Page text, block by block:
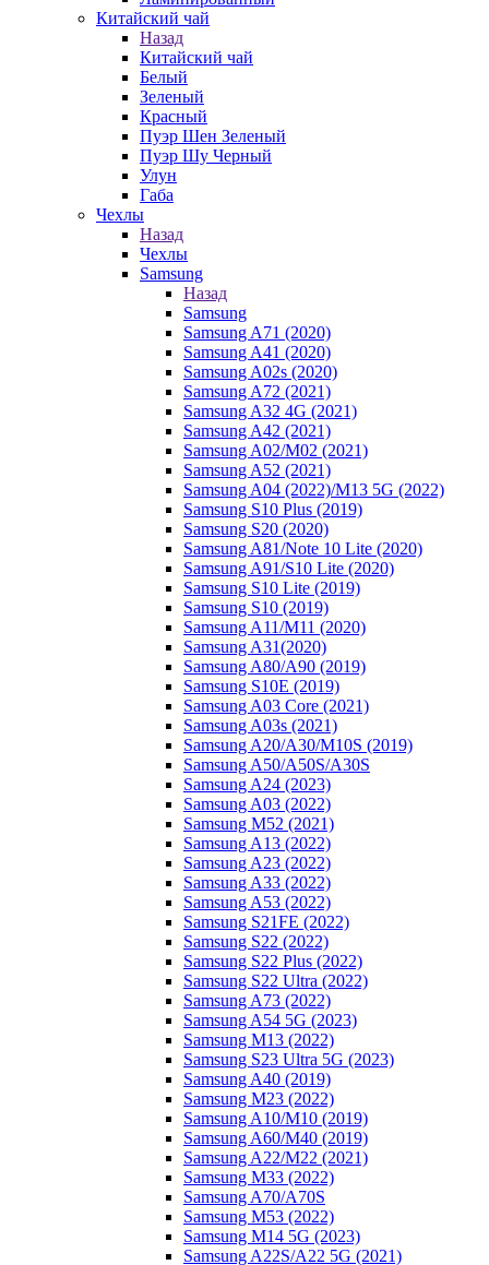
Китайский чай
Назад
Китайский чай
Белый
Зеленый
Красный
Пуэр Шен Зеленый
Пуэр Шу Черный
Улун
Габа
Чехлы
Назад
Чехлы
Samsung
Назад
Samsung
Samsung A71 (2020)
Samsung A41 (2020)
Samsung A02s (2020)
Samsung A72 (2021)
Samsung A32 4G (2021)
Samsung A42 (2021)
Samsung A02/M02 (2021)
Samsung A52 (2021)
Samsung A04 (2022)/M13 5G (2022)
Samsung S10 Plus (2019)
Samsung S20 (2020)
Samsung A81/Note 10 Lite (2020)
Samsung A91/S10 Lite (2020)
Samsung S10 Lite (2019)
Samsung S10 (2019)
Samsung A11/M11 (2020)
Samsung A31(2020)
Samsung A80/A90 (2019)
Samsung S10E (2019)
Samsung A03 Core (2021)
Samsung A03s (2021)
Samsung A20/A30/M10S (2019)
Samsung A50/A50S/A30S
Samsung A24 (2023)
Samsung A03 (2022)
Samsung M52 (2021)
Samsung A13 (2022)
Samsung A23 (2022)
Samsung A33 (2022)
Samsung A53 (2022)
Samsung S21FE (2022)
Samsung S22 (2022)
Samsung S22 Plus (2022)
Samsung S22 Ultra (2022)
Samsung A73 (2022)
Samsung A54 5G (2023)
Samsung M13 (2022)
Samsung S23 Ultra 5G (2023)
Samsung A40 (2019)
Samsung M23 (2022)
Samsung A10/M10 (2019)
Samsung A60/M40 (2019)
Samsung A22/M22 (2021)
Samsung M33 (2022)
Samsung A70/A70S
Samsung M53 (2022)
Samsung M14 5G (2023)
Samsung A22S/A22 5G (2021)